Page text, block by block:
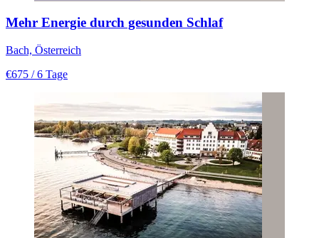
Mehr Energie durch gesunden Schlaf
Bach, Österreich
€675 / 6 Tage